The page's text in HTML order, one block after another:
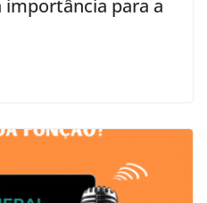
importância para a